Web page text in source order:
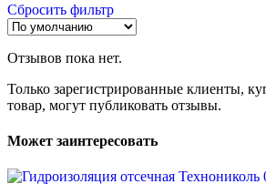
Сбросить фильтр
Отзывов пока нет.
Только зарегистрированные клиенты,
товар, могут публиковать отзывы.
Может заинтересовать